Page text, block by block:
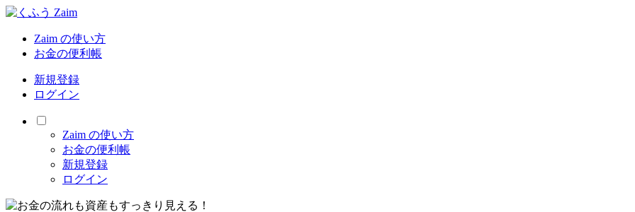
Zaim の使い方
お金の便利帳
新規登録
ログイン
Zaim の使い方
お金の便利帳
新規登録
ログイン